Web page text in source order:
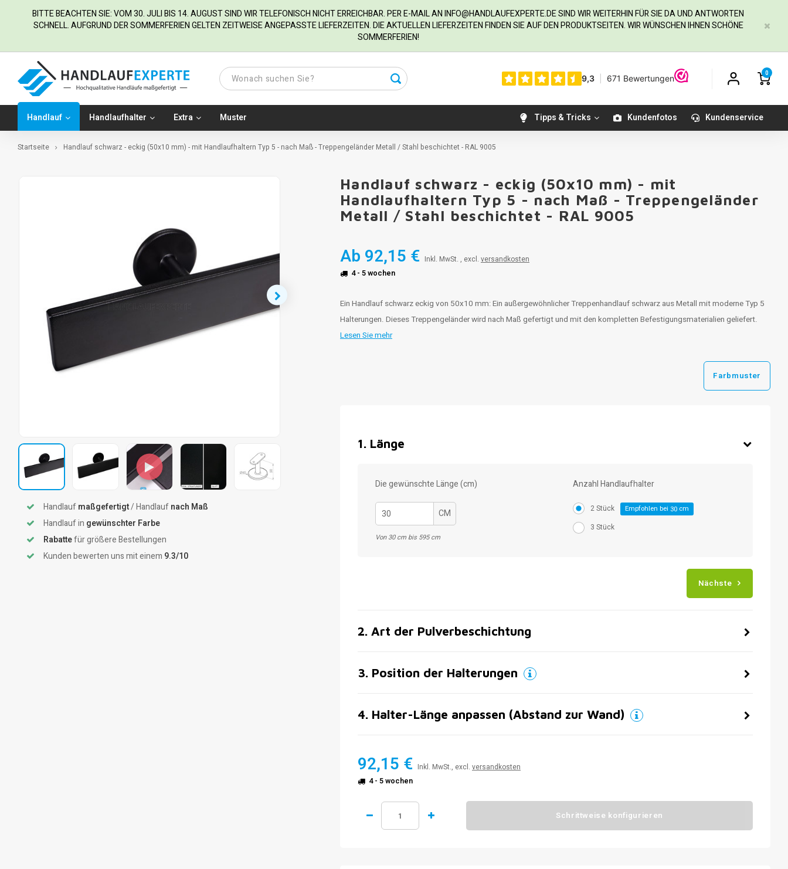
BITTE BEACHTEN SIE: VOM 30. JULI BIS 14. AUGUST SIND WIR TELEFONISCH NICHT ERREICHBAR. PER E-MAIL ANINFO@HANDLAUFEXPERTE.DESIND WIR WEITERHIN FÜR SIE DA UND ANTWORTEN
SCHNELL. AUFGRUND DER SOMMERFERIEN GELTEN ZEITWEISE ANGEPASSTE LIEFERZEITEN. DIE AKTUELLEN LIEFERZEITEN FINDEN SIE AUF DEN PRODUKTSEITEN. WIR WÜNSCHEN IHNEN SCHÖNE
SOMMERFERIEN!
0
Handlauf Handlaufhalter Extra Muster Tipps & Tricks Kundenfotos Kundenservice
Startseite Handlauf schwarz - eckig (50x10 mm) - mit Handlaufhaltern Typ 5 - nach Maß - Treppengeländer Metall / Stahl beschichtet - RAL 9005
Handlaufmaßgefertigt/ Handlaufnach Maß
Handlauf in gewünschter Farbe
Rabattefür größere Bestellungen
Kunden bewerten uns mit einem 9.3/10
Handlauf schwarz - eckig (50x10 mm) - mit
Handlaufhaltern Typ 5 - nach Maß - Treppengeländer
Metall / Stahl beschichtet - RAL 9005
Ab 92,15 € Inkl. MwSt. , excl. versandkosten
4 - 5 wochen
Ein Handlauf schwarz eckig von 50x10 mm: Ein außergewöhnlicher Treppenhandlauf schwarz aus Metall mit moderne Typ 5
Halterungen. Dieses Treppengeländer wird nach Maß gefertigt und mit den kompletten Befestigungsmaterialien geliefert.
Lesen Sie mehr
Farbmuster
1. Länge
Die gewünschte Länge (cm)
CM
Von 30 cm bis 595 cm
Anzahl Handlaufhalter
2 Stück Empfohlen bei 30 cm
3 Stück
Nächste
2. Art der Pulverbeschichtung
3. Position der Halterungen
4. Halter-Länge anpassen (Abstand zur Wand)
92,15 € Inkl. MwSt., excl. versandkosten
4 - 5 wochen
Schrittweise konfigurieren